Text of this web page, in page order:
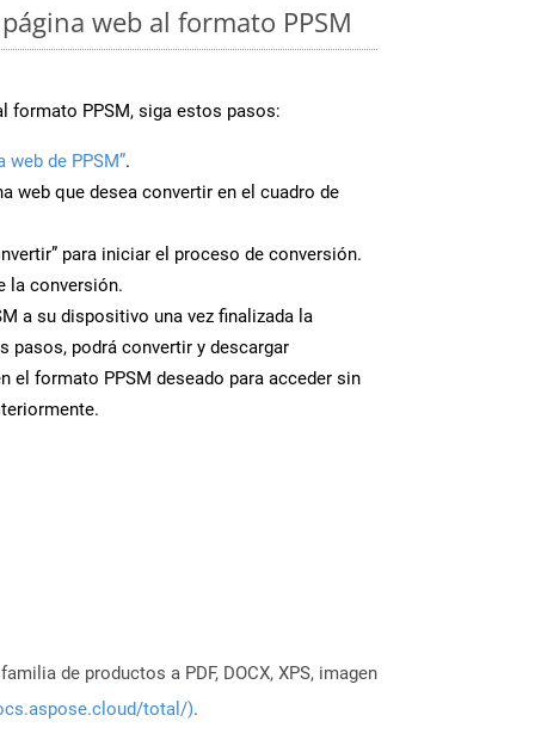
web al formato PPSM
formato PPSM, siga estos pasos:
web de PPSM”.
web que desea convertir en el cuadro de
para iniciar el proceso de conversión.
la conversión.
a su dispositivo una vez finalizada la
pasos, podrá convertir y descargar
el formato PPSM deseado para acceder sin
de productos a PDF, DOCX, XPS, imagen
total/).